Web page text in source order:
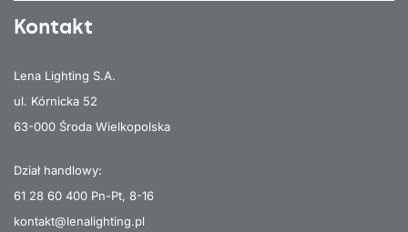
Kontakt
Lena Lighting S.A.
ul. Kórnicka 52
63-000 Środa Wielkopolska
Dział handlowy:
61 28 60 400 Pn-Pt, 8-16
kontakt@lenalighting.pl